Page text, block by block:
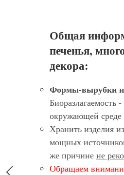
Общая
печенья,
декора:
Формы-вырубки
Биоразлагаемость
окружающей среде
Хранить изделия
мощных
же причине не
Обращаем